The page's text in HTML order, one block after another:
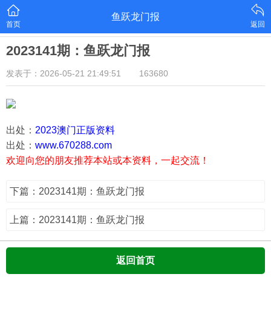
首页
鱼跃龙门报
返回
2023141期：鱼跃龙门报
发表于：2026-05-21 21:49:51 163680
出处： 2023澳门正版资料
出处： www.670288.com
欢迎向您的朋友推荐本站或本资料，一起交流！
下篇：2023141期：鱼跃龙门报
上篇：2023141期：鱼跃龙门报
返回首页